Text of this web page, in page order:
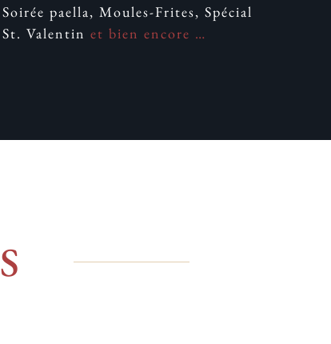
Soirée paella, Moules-Frites, Spécial
St. Valentin et bien encore …